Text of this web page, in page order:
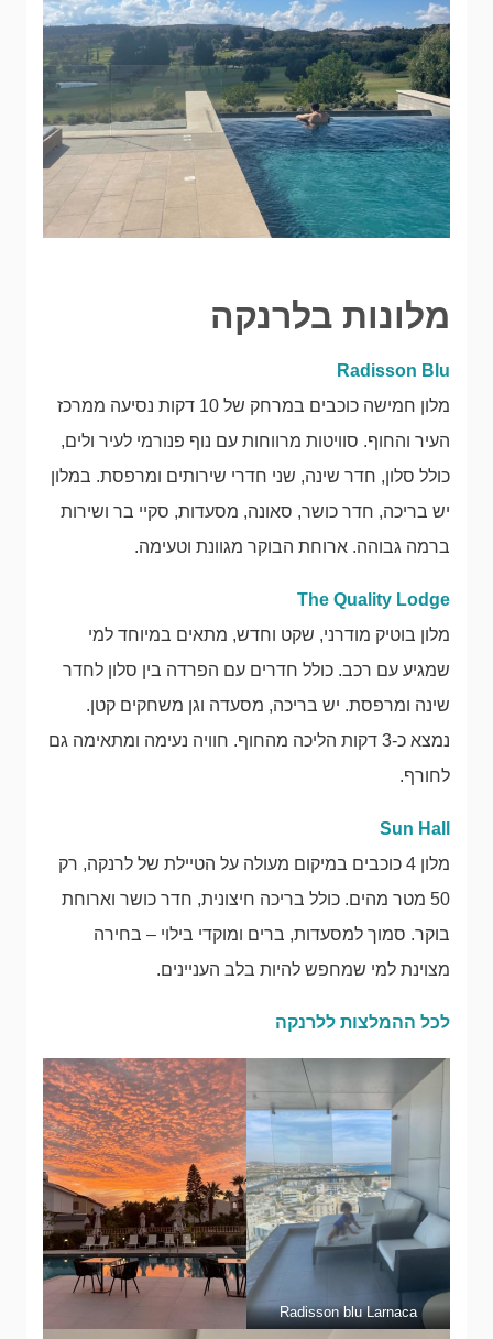
מלונות בלרנקה
Radisson Blu
מלון חמישה כוכבים במרחק של 10 דקות נסיעה ממרכז
העיר והחוף. סוויטות מרווחות עם נוף פנורמי לעיר ולים,
כולל סלון, חדר שינה, שני חדרי שירותים ומרפסת. במלון
יש בריכה, חדר כושר, סאונה, מסעדות, סקיי בר ושירות
ברמה גבוהה. ארוחת הבוקר מגוונת וטעימה.
The Quality Lodge
מלון בוטיק מודרני, שקט וחדש, מתאים במיוחד למי
שמגיע עם רכב. כולל חדרים עם הפרדה בין סלון לחדר
שינה ומרפסת. יש בריכה, מסעדה וגן משחקים קטן.
נמצא כ-3 דקות הליכה מהחוף. חוויה נעימה ומתאימה גם
לחורף.
Sun Hall
מלון 4 כוכבים במיקום מעולה על הטיילת של לרנקה, רק
50 מטר מהים. כולל בריכה חיצונית, חדר כושר וארוחת
בוקר. סמוך למסעדות, ברים ומוקדי בילוי – בחירה
מצוינת למי שמחפש להיות בלב העניינים.
לכל ההמלצות ללרנקה
Radisson blu Larnaca